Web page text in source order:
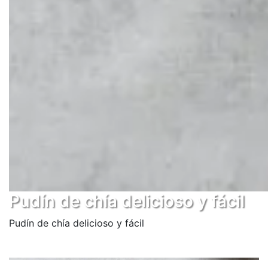
Pudín de chía delicioso y fácil
Pudín de chía delicioso y fácil